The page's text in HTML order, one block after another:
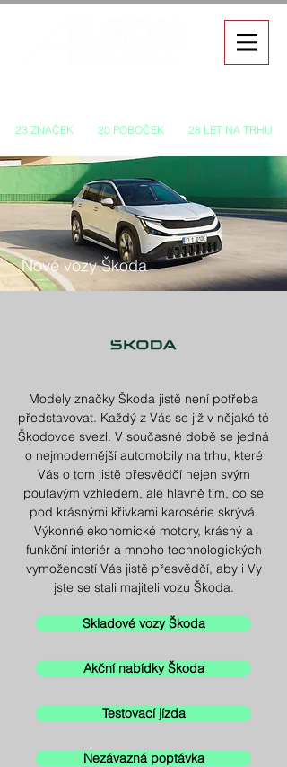
23 ZNAČEK 20 POBOČEK 28 LET NA TRHU
Nové vozy Škoda
Modely značky Škoda jistě není potřeba
představovat. Každý z Vás se již v nějaké té
Škodovce svezl. V současné době se jedná
o nejmodernější automobily na trhu, které
Vás o tom jistě přesvědčí nejen svým
poutavým vzhledem, ale hlavně tím, co se
pod krásnými křivkami karosérie skrývá.
Výkonné ekonomické motory, krásný a
funkční interiér a mnoho technologických
vymožeností Vás jistě přesvědčí, aby i Vy
jste se stali majiteli vozu Škoda.
Skladové vozy Škoda
Akční nabídky Škoda
Testovací jízda
Nezávazná poptávka